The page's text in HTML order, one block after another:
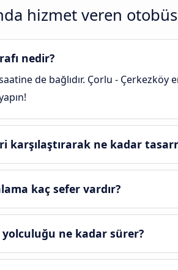
hizmet veren
nedir?
de bağlıdır. Çorlu -
karşılaştırarak ne kadar
kaç sefer vardır?
yolculuğu ne kadar sürer?